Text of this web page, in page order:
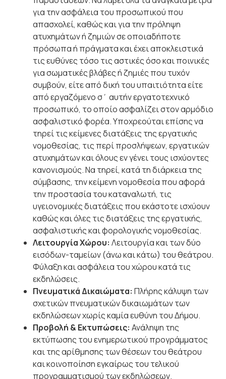
για την ασφάλεια του προσωπικού που
απασχολεί, καθώς και για την πρόληψη
ατυχημάτων ή ζημιών σε οποιαδήποτε
πρόσωπα ή πράγματα και έχει αποκλειστικά
τις ευθύνες τόσο τις αστικές όσο και ποινικές
για σωματικές βλάβες ή ζημιές που τυχόν
συμβούν, είτε από δική του υπαιτιότητα είτε
από εργαζόμενο σ΄ αυτήν εργατοτεχνικό
προσωπικό, το οποίο ασφαλίζει στον αρμόδιο
ασφαλιστικό φορέα. Υποχρεούται επίσης να
τηρεί τις κείμενες διατάξεις της εργατικής
νομοθεσίας, τις περί προσλήψεων, εργατικών
ατυχημάτων και όλους εν γένει τους ισχύοντες
κανονισμούς. Να τηρεί, κατά τη διάρκεια της
σύμβασης, την κείμενη νομοθεσία που αφορά
την προστασία του καταναλωτή, τις
υγειονομικές διατάξεις που εκάστοτε ισχύουν
καθώς και όλες τις διατάξεις της εργατικής,
ασφαλιστικής και φορολογικής νομοθεσίας.
Λειτουργία Χώρου: Λειτουργία και των δύο
εισόδων-ταμείων (άνω και κάτω) του θεάτρου.
Φύλαξη και ασφάλεια του χώρου κατά τις
εκδηλώσεις.
Πνευματικά Δικαιώματα: Πλήρης κάλυψη των
σχετικών πνευματικών δικαιωμάτων των
εκδηλώσεων χωρίς καμία ευθύνη του Δήμου.
Προβολή & Εκτυπώσεις: Ανάληψη της
εκτύπωσης του ενημερωτικού προγράμματος
και της αρίθμησης των θέσεων του θεάτρου
και κοινοποίηση εγκαίρως του τελικού
προγραμματισμού των εκδηλώσεων.